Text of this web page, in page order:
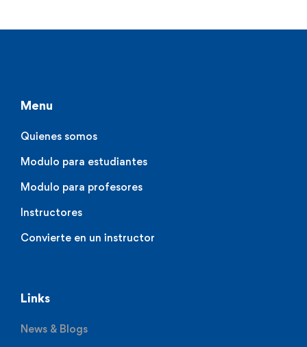
Menu
Quienes somos
Modulo para estudiantes
Modulo para profesores
Instructores
Convierte en un instructor
Links
News & Blogs